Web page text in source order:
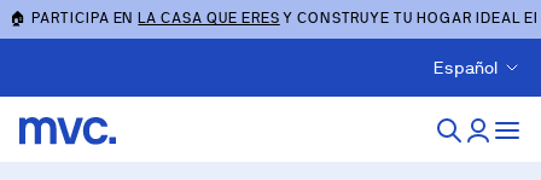
🏠 PARTICIPA ENLA CASA QUE ERES Y CONSTRUYE TU HOGAR IDEAL
Español